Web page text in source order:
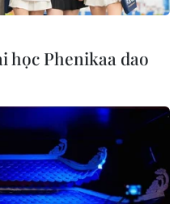
cho
dẫn của
học Phenikaa dao